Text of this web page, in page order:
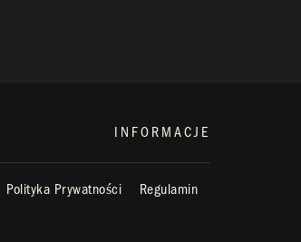
INFORMACJE
Polityka Prywatności Regulamin